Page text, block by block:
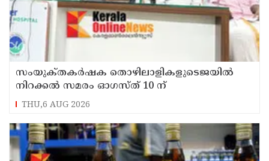
സംയുക്‌തകർഷക തൊഴിലാളികളുടെജയിൽ
നിറക്കൽ സമരം ഓഗസ്ത് 10 ന്
THU,6 AUG 2026